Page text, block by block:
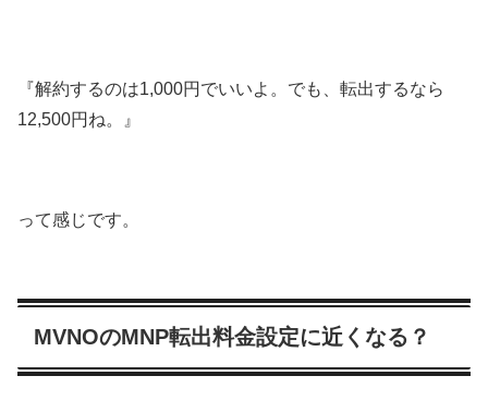
『解約するのは1,000円でいいよ。でも、転出するなら
12,500円ね。』
って感じです。
MVNOのMNP転出料金設定に近くなる？